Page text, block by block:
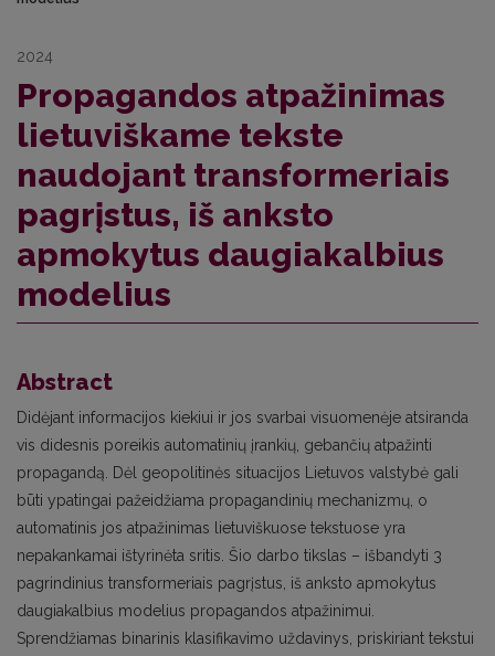
2024
Propagandos atpažinimas
lietuviškame tekste
naudojant transformeriais
pagrįstus, iš anksto
apmokytus daugiakalbius
modelius
Abstract
Didėjant informacijos kiekiui ir jos svarbai visuomenėje atsiranda
vis didesnis poreikis automatinių įrankių, gebančių atpažinti
propagandą. Dėl geopolitinės situacijos Lietuvos valstybė gali
būti ypatingai pažeidžiama propagandinių mechanizmų, o
automatinis jos atpažinimas lietuviškuose tekstuose yra
nepakankamai ištyrinėta sritis. Šio darbo tikslas – išbandyti 3
pagrindinius transformeriais pagrįstus, iš anksto apmokytus
daugiakalbius modelius propagandos atpažinimui.
Sprendžiamas binarinis klasifikavimo uždavinys, priskiriant tekstui